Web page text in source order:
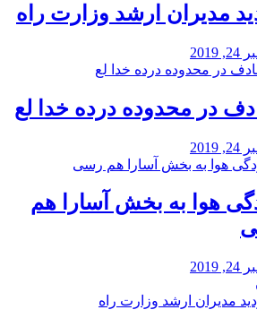
مدیران ارشد وزارت راه
در محدوده درده خدا لع
هوا به بخش آسارا هم